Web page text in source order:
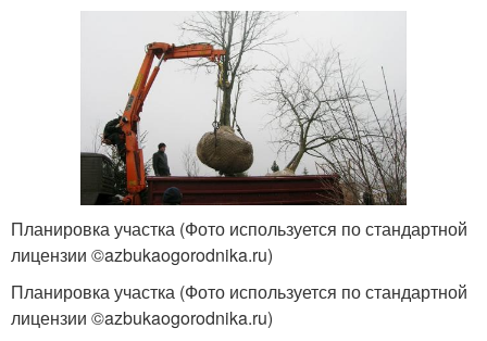
Планировка участка (Фото используется по стандартной
лицензии ©azbukaogorodnika.ru)
Планировка участка (Фото используется по стандартной
лицензии ©azbukaogorodnika.ru)